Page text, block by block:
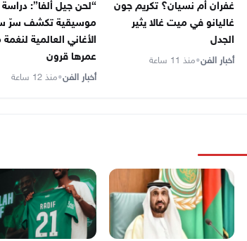
غفران أم نسيان؟ تكريم جون
غاليانو في ميت غالا يثير
الجدل
أخبار الفن•منذ 11 ساعة
“لحن جيل ألفا”: دراسة
موسيقية تكشف سرّ
الأغاني العالمية
عمرها قرون
أخبار الفن•منذ 12 ساعة